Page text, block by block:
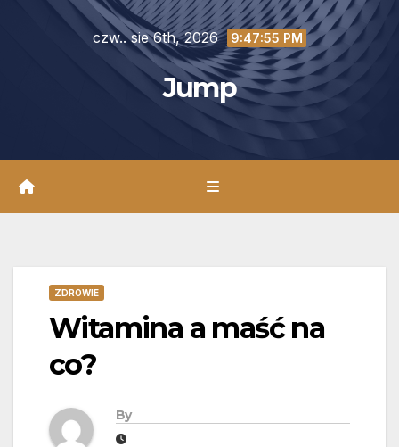
czw.. sie 6th, 2026 9:47:56 PM
Jump
ZDROWIE
Witamina a maść na
co?
By